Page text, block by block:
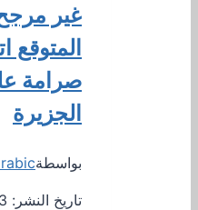
غير
المتوقع
صرامة
الجزيرة
بواسطة